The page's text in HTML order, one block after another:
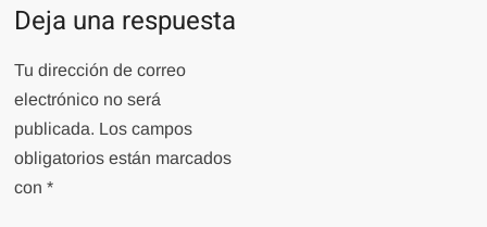
Deja una respuesta
Tu dirección de correo
electrónico no será
publicada. Los campos
obligatorios están marcados
con*